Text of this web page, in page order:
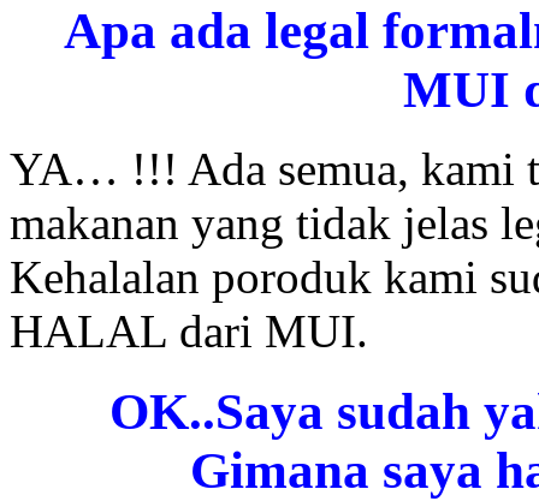
Apa ada legal
MUI
YA… !!! Ada semua, kami
makanan yang tidak jelas
Kehalalan poroduk kami
HALAL dari MUI.
OK..Saya sudah
Gimana saya